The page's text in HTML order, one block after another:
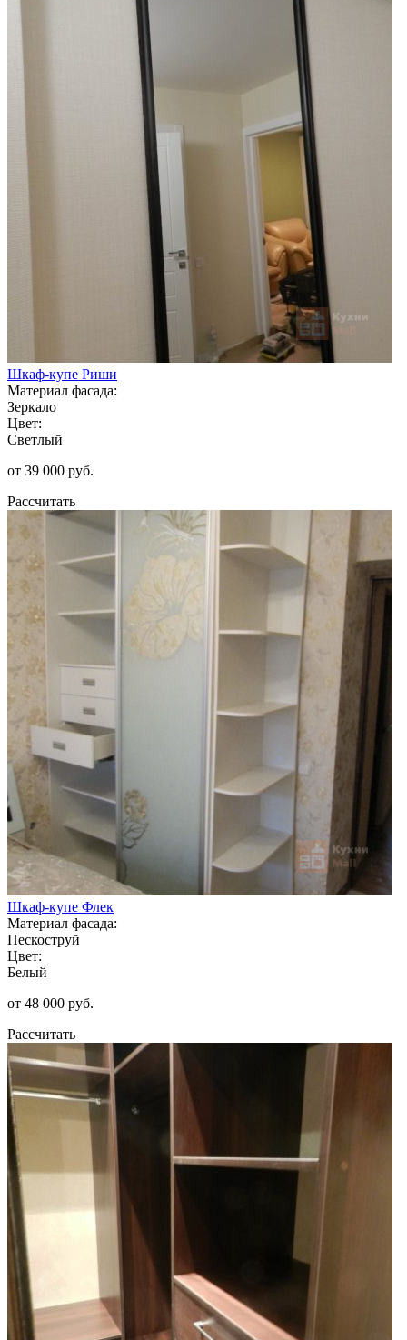
Шкаф-купе Риши
Материал фасада:
Зеркало
Цвет:
Светлый
от 39 000 руб.
Рассчитать
Шкаф-купе Флек
Материал фасада:
Пескоструй
Цвет:
Белый
от 48 000 руб.
Рассчитать